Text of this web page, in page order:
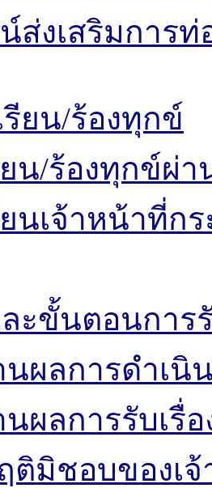
ส่งเสริมการท่
รียน/ร้องทุกข์
ยน/ร้องทุกข์ผ่
ยนเจ้าหน้าที่ก
ะขั้นตอนการรั
นผลการดำเนิ
นผลการรับเรื่
ติมิชอบของเ